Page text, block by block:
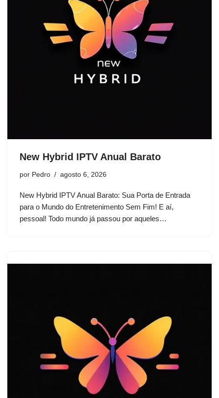
New Hybrid IPTV Anual Barato
por Pedro agosto 6, 2026
New Hybrid IPTV Anual Barato: Sua Porta de Entrada
para o Mundo do Entretenimento Sem Fim! E aí,
pessoal! Todo mundo já passou por aqueles…